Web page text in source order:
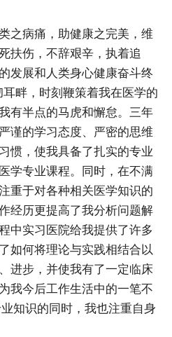
之病痛，助健康之完美，维
扶伤，不辞艰辛，执着追
发展和人类身心健康奋斗终
畔，时刻鞭策着我在医学的
有半点的马虎和懈怠。三年
谨的学习态度、严密的思维
惯，使我具备了扎实的专业
学专业课程。同时，在不满
重于对各种相关医学知识的
经历更提高了我分析问题解
中实习医院给我提供了许多
如何将理论与实践相结合以
进步，并使我有了一定临床
我今后工作生活中的一笔不
知识的同时，我也注重自身